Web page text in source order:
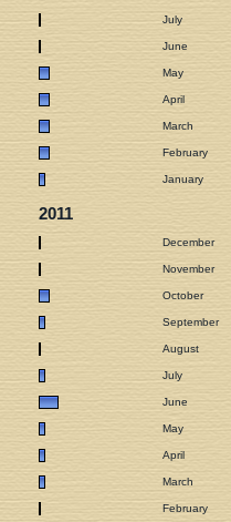
July
June
May
April
March
February
January
2011
December
November
October
September
August
July
June
May
April
March
February